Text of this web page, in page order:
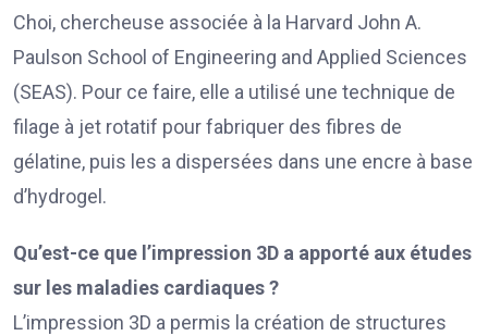
Choi, chercheuse associée à la Harvard John A.
Paulson School of Engineering and Applied Sciences
(SEAS). Pour ce faire, elle a utilisé une technique de
filage à jet rotatif pour fabriquer des fibres de
gélatine, puis les a dispersées dans une encre à base
d’hydrogel.
Qu’est-ce que l’impression 3D a apporté aux études
sur les maladies cardiaques ?
L’impression 3D a permis la création de structures